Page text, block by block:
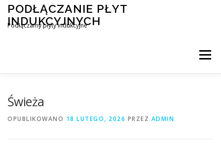
Przejdź
treści
PODŁĄCZANIE PŁYT
INDUKCYJNYCH
Podłączamy płyty indukcyjne
Menu
Świeża
OPUBLIKOWANO 18 LUTEGO, 2026 PRZEZ ADMIN